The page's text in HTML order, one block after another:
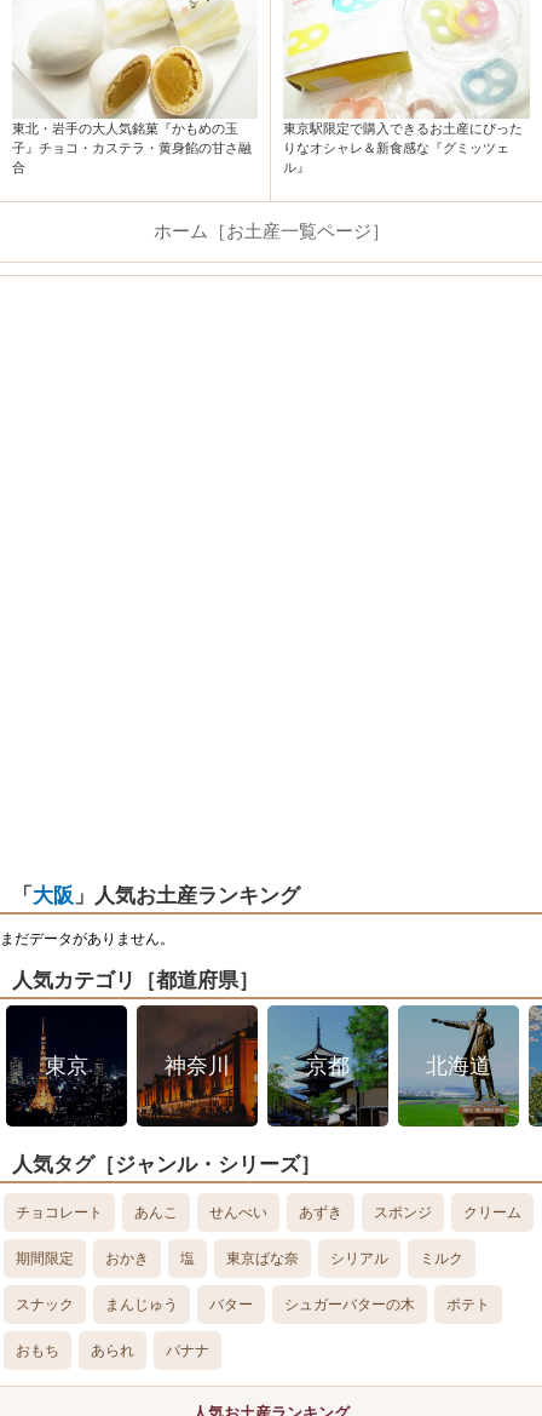
東北・岩手の大人気銘菓『かもめの玉
子』チョコ・カステラ・黄身餡の甘さ融
合
東京駅限定で購入できるお土産にぴった
りなオシャレ＆新食感な『グミッツェ
ル』
ホーム［お土産一覧ページ］
「 大阪 」人気お土産ランキング
まだデータがありません。
人気カテゴリ［都道府県］
東京 神奈川 京都 北海道
人気タグ［ジャンル・シリーズ］
チョコレート あんこ せんべい あずき スポンジ クリーム
期間限定 おかき 塩 東京ばな奈 シリアル ミルク
スナック まんじゅう バター シュガーバターの木 ポテト
おもち あられ バナナ